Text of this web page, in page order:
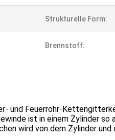
Strukturelle Form:
Brennstoff:
und Feuerrohr-
ist in einem Zylinder so
wird von dem Zylinder